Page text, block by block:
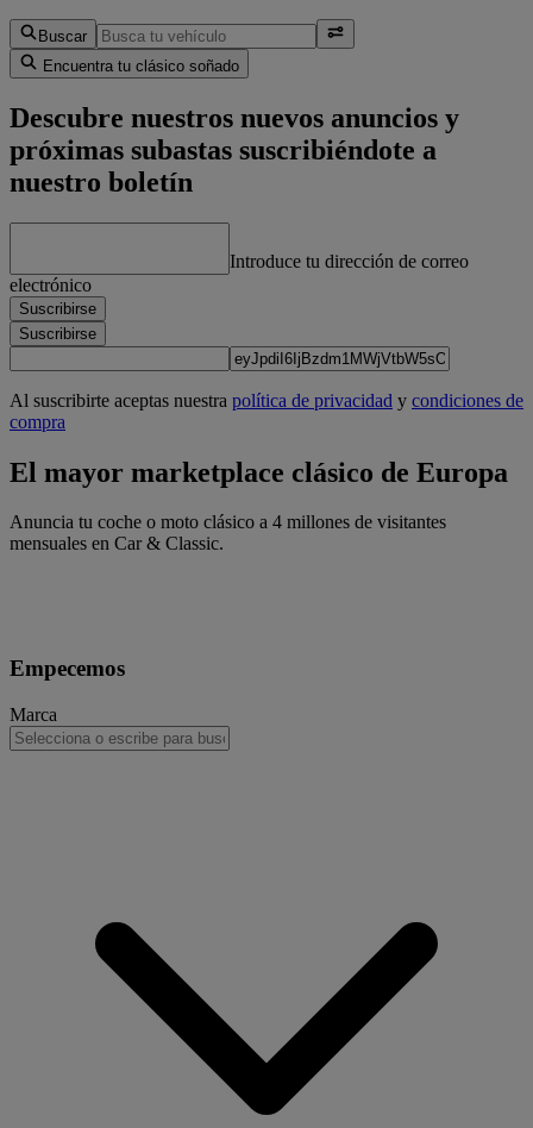
Buscar
Encuentra tu clásico soñado
Descubre nuestros nuevos anuncios y
próximas subastas suscribiéndote a
nuestro boletín
Introduce tu dirección de correo
electrónico
Suscribirse
Suscribirse
Al suscribirte aceptas nuestra política de privacidad y condiciones de
compra
El mayor marketplace clásico de Europa
Anuncia tu coche o moto clásico a 4 millones de visitantes
mensuales en Car & Classic.
Empecemos
Marca